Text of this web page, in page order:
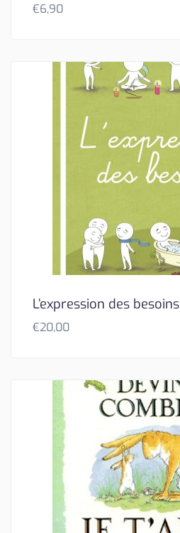
€6,90
L’expression des besoins
€20,00